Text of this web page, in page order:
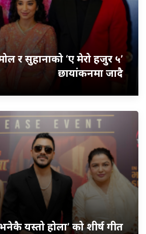
र सुहानाको ‘ए मेरो हजुर ५’
छायांकनमा जादै
भनेकै यस्तो होला’ को शीर्ष गीत